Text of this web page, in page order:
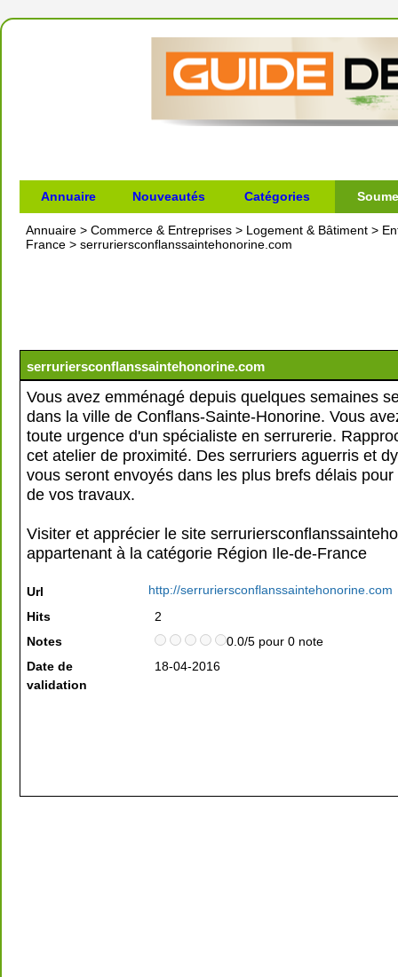
Annuaire Nouveautés Catégories
Annuaire > Commerce & Entreprises > Logement & Bâtiment >
France > serruriersconflanssaintehonorine.com
serruriersconflanssaintehonorine.com
Vous avez emménagé depuis quelques semaines
dans la ville de Conflans-Sainte-Honorine. Vous
toute urgence d'un spécialiste en serrurerie.
cet atelier de proximité. Des serruriers aguerris et
vous seront envoyés dans les plus brefs délais
de vos travaux.
Visiter et apprécier le site
appartenant à la catégorie Région Ile-de-France
Url
http://serruriersconflanssaintehonorine.com
Hits
2
Notes
0.0/5 pour 0 note
Date de
validation
18-04-2016